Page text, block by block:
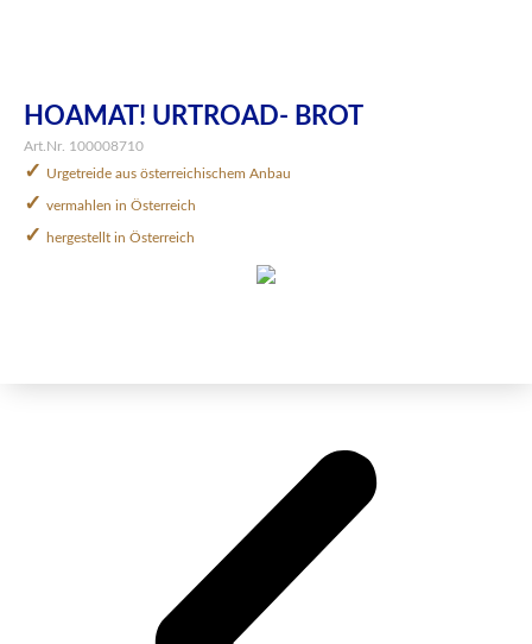
HOAMAT! URTROAD- BROT
Art.Nr. 100008710
✓ Urgetreide aus österreichischem Anbau
✓ vermahlen in Österreich
✓ hergestellt in Österreich